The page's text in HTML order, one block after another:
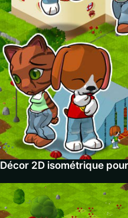
Décor 2D isométrique